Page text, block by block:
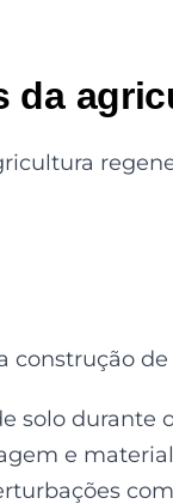
da
construção
solo durante
e